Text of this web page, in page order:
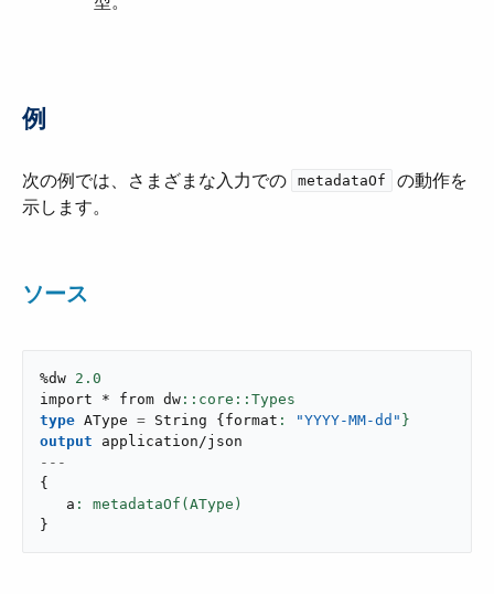
例
次の例では、さまざまな入力での ​ metadataOf
​ の動作を
示します。
ソース
%dw 2.0
import * from dw
type AType = String { format : "YYYY-MM-dd" }
output
application/json
---
{
   a
}